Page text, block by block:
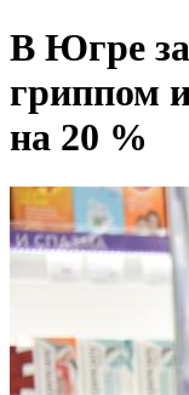
В Югре
гриппом
на 20 %